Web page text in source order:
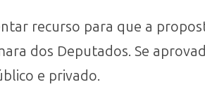
recurso para que a
dos Deputados. Se
e privado.